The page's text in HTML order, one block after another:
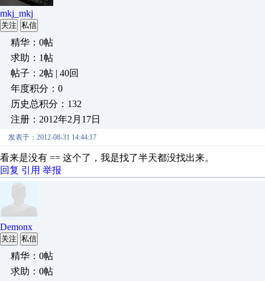
mkj_mkj
关注 私信
精华：0帖
求助：1帖
帖子：2帖 | 40回
年度积分：0
历史总积分：132
注册：2012年2月17日
发表于：2012-08-31 14:44:17
看来是没有 == 这个了，我是找了半天都没找出来。
回复 引用 举报
Demonx
关注 私信
精华：0帖
求助：0帖